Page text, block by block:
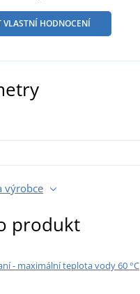
VLASTNÍ HODNOCENÍ
výrobce
produkt
- maximální teplota vody 60 °C